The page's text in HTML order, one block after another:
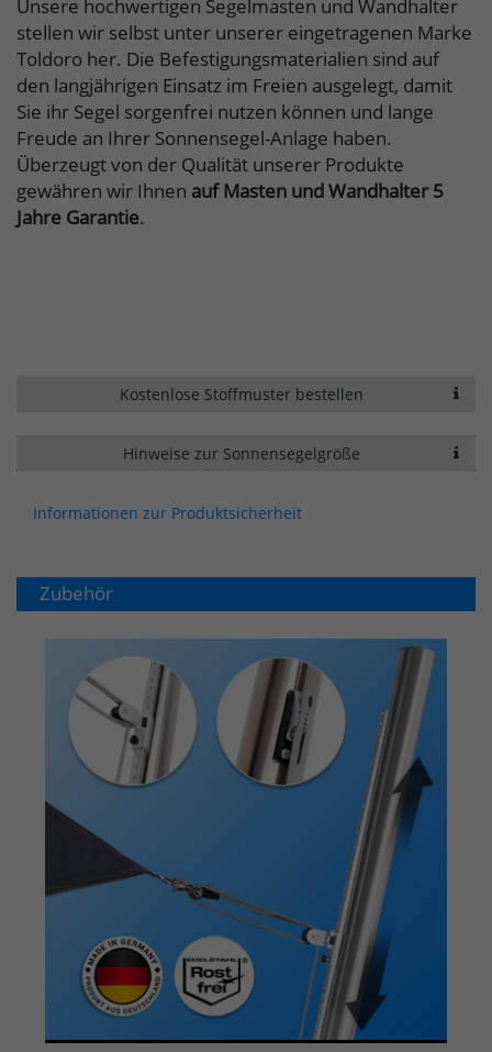
Unsere hochwertigen Segelmasten und Wandhalter
stellen wir selbst unter unserer eingetragenen Marke
Toldoro her. Die Befestigungsmaterialien sind auf
den langjährigen Einsatz im Freien ausgelegt, damit
Sie ihr Segel sorgenfrei nutzen können und lange
Freude an Ihrer Sonnensegel-Anlage haben.
Überzeugt von der Qualität unserer Produkte
gewähren wir Ihnen auf Masten und Wandhalter 5
Jahre Garantie.
Kostenlose Stoffmuster bestellen
Hinweise zur Sonnensegelgröße
Informationen zur Produktsicherheit
Zubehör